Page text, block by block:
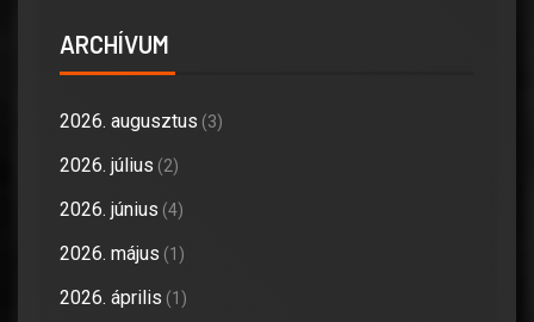
ARCHÍVUM
2026. augusztus (3)
2026. július (2)
2026. június (4)
2026. május (1)
2026. április (1)